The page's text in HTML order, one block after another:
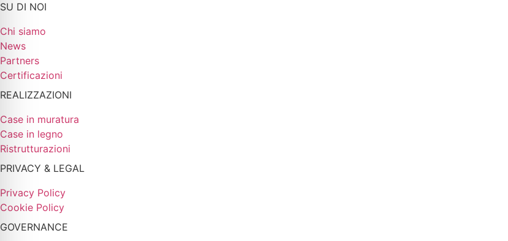
SU DI NOI
Chi siamo
News
Partners
Certificazioni
REALIZZAZIONI
Case in muratura
Case in legno
Ristrutturazioni
PRIVACY & LEGAL
Privacy Policy
Cookie Policy
GOVERNANCE